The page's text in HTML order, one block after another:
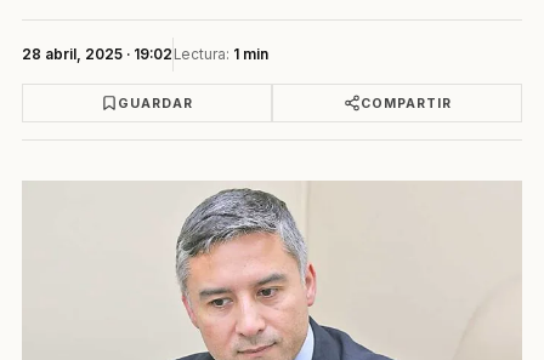
28 abril, 2025 · 19:02 Lectura: 1 min
GUARDAR COMPARTIR